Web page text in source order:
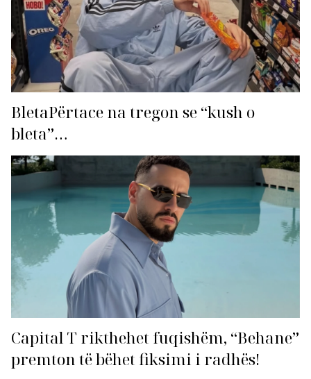
BletaPërtace na tregon se “kush o
bleta”…
Capital T rikthehet fuqishëm, “Behane”
premton të bëhet fiksimi i radhës!